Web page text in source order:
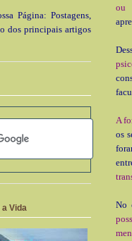
ou
A
os
No
Página: Postagens,
dos principais artigos
a Vida